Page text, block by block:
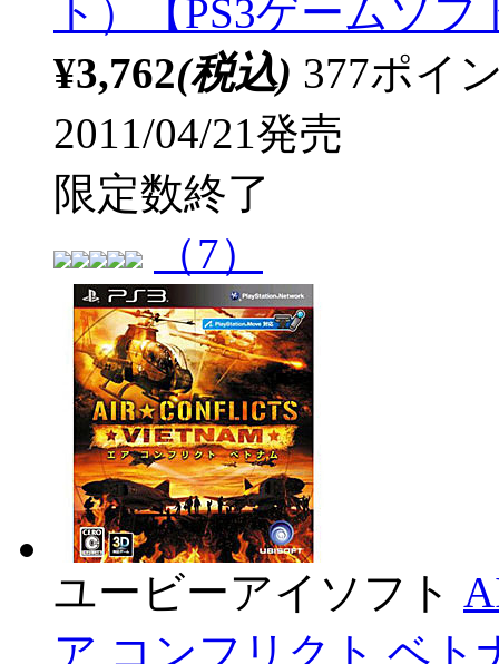
ト）【PS3ゲームソフ
¥3,762(税込) 377ポイ
2011/04/21発売
限定数終了
（7）
ユービーアイソフト
ア コンフリクト ベト